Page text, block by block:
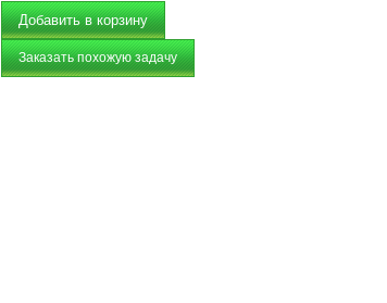
Заказать похожую задачу